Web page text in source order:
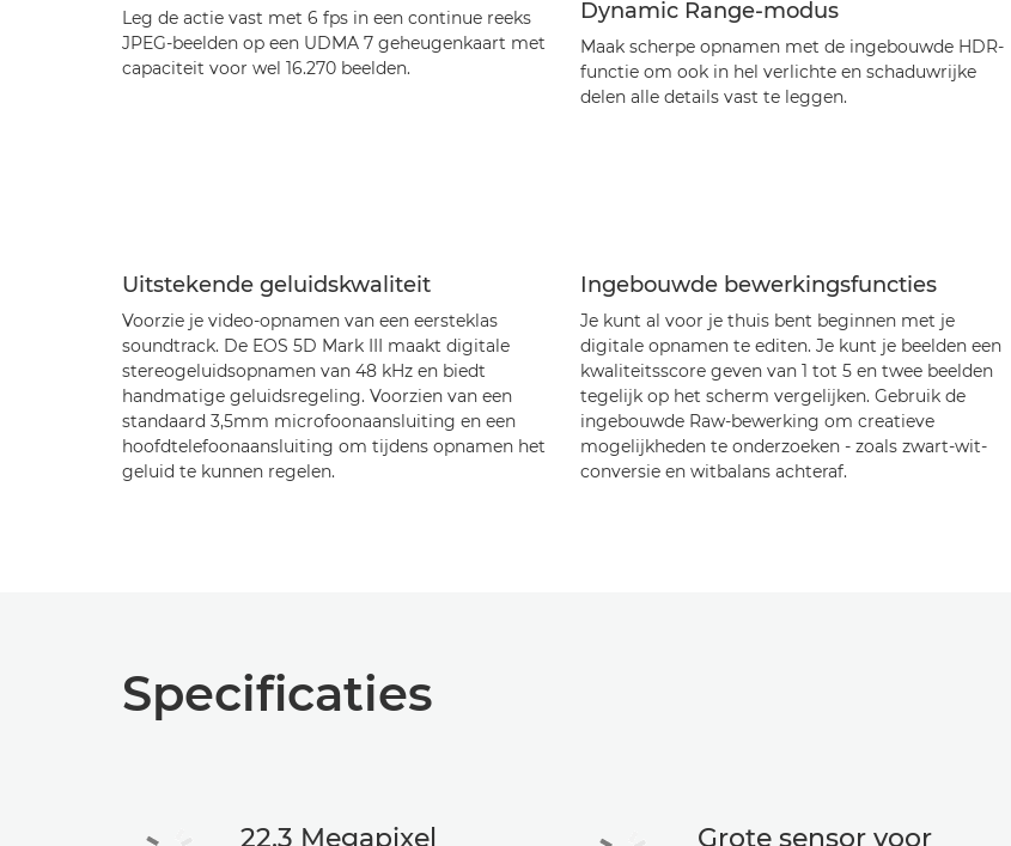
Leg de actie vast met 6 fps in een continue reeks
JPEG-beelden op een UDMA 7 geheugenkaart met
capaciteit voor wel 16.270 beelden.
Dynamic Range-modus
Maak scherpe opnamen met de ingebouwde HDR-
functie om ook in hel verlichte en schaduwrijke
delen alle details vast te leggen.
Uitstekende geluidskwaliteit
Voorzie je video-opnamen van een eersteklas
soundtrack. De EOS 5D Mark III maakt digitale
stereogeluidsopnamen van 48 kHz en biedt
handmatige geluidsregeling. Voorzien van een
standaard 3,5mm microfoonaansluiting en een
hoofdtelefoonaansluiting om tijdens opnamen het
geluid te kunnen regelen.
Ingebouwde bewerkingsfuncties
Je kunt al voor je thuis bent beginnen met je
digitale opnamen te editen. Je kunt je beelden een
kwaliteitsscore geven van 1 tot 5 en twee beelden
tegelijk op het scherm vergelijken. Gebruik de
ingebouwde Raw-bewerking om creatieve
mogelijkheden te onderzoeken - zoals zwart-wit-
conversie en witbalans achteraf.
Specificaties
22,3 Megapixel Grote sensor voor